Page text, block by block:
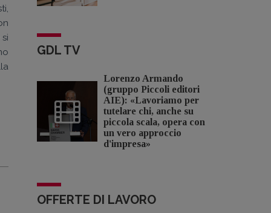
GDL TV
Lorenzo Armando
(gruppo Piccoli editori
AIE): «Lavoriamo per
tutelare chi, anche su
piccola scala, opera con
un vero approccio
d'impresa»
OFFERTE DI LAVORO